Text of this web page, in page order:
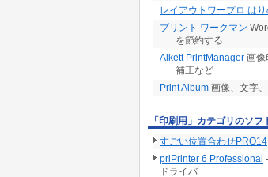
レイアウトワープロ はり
プリント ワークマン
を節約する
Alkett PrintManager 画像
補正など
Print Album 画像、文字
「印刷用」カテゴリのソフ
すごい位置合わせPRO14
priPrinter 6 Professional
ドライバ